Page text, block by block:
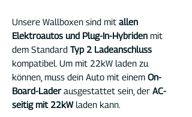
Unsere Wallboxen sind mit allen
Elektroautos und Plug-In-Hybriden mit
dem Standard Typ 2 Ladeanschluss
kompatibel. Um mit 22kW laden zu
können, muss dein Auto mit einem On-
Board-Laderausgestattet sein, der AC-
seitig mit 22kWladen kann.